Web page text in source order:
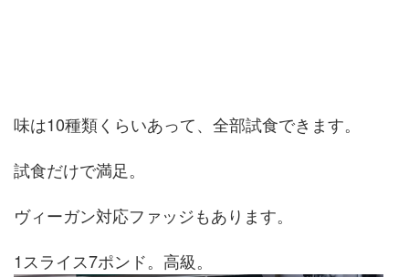
味は10種類くらいあって、全部試食できます。
試食だけで満足。
ヴィーガン対応ファッジもあります。
1スライス7ポンド。高級。